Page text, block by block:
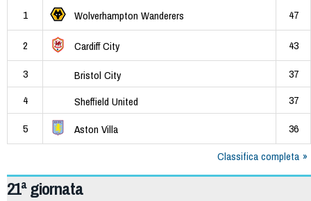
1 Wolverhampton Wanderers 47
2 Cardiff City
43
3
Bristol City
37
4
Sheffield United
37
5
Aston Villa
36
Classifica completa
21ª giornata